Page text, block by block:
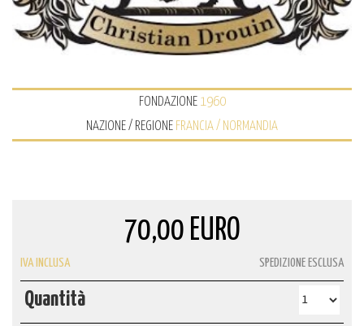
FONDAZIONE 1960
NAZIONE / REGIONE FRANCIA / NORMANDIA
70,00 EURO
IVA INCLUSA SPEDIZIONE ESCLUSA
Quantità